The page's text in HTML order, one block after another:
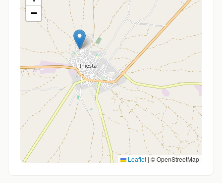
−
Leaflet | © OpenStreetMap